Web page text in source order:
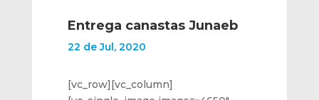
Entrega canastas Junaeb
22 de Jul, 2020
[vc_row][vc_column]